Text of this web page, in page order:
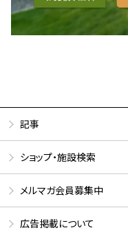
記事
ショップ・施設検索
メルマガ会員募集中
広告掲載について